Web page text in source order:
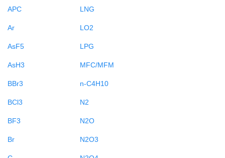
APC
Ar
AsF5
AsH3
BBr3
BCl3
BF3
Br
LNG
LO2
LPG
MFC/MFM
n-C4H10
N2
N2O
N2O3